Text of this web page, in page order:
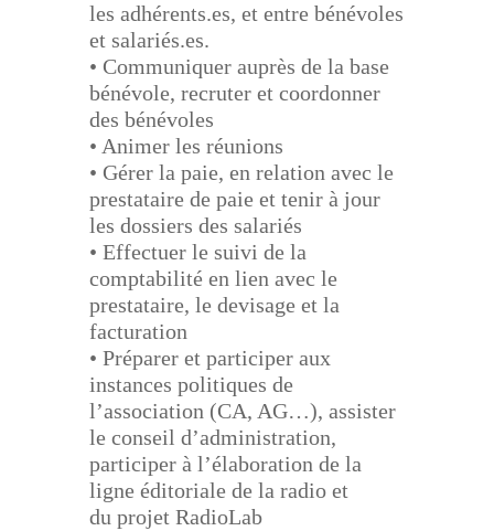
les adhérents.es, et entre bénévoles
et salariés.es.
• Communiquer auprès de la base
bénévole, recruter et coordonner
des bénévoles
• Animer les réunions
• Gérer la paie, en relation avec le
prestataire de paie et tenir à jour
les dossiers des salariés
• Effectuer le suivi de la
comptabilité en lien avec le
prestataire, le devisage et la
facturation
• Préparer et participer aux
instances politiques de
l’association (CA, AG…), assister
le conseil d’administration,
participer à l’élaboration de la
ligne éditoriale de la radio et
du projet RadioLab